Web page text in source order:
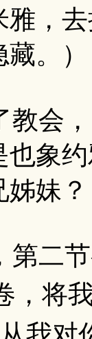
，
。）
会，
象
妹？
二节
，将